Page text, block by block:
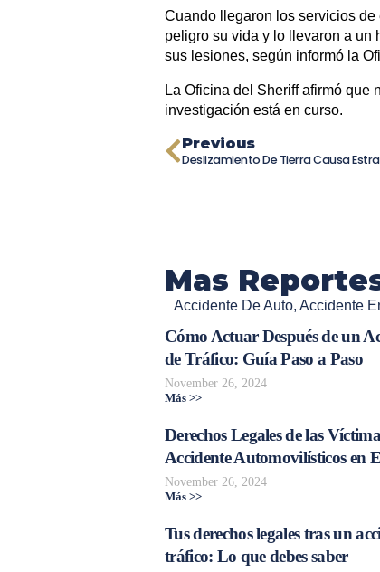
Cuando llegaron los servicios
peligro su vida y lo llevaron a un
sus lesiones, según informó la
La Oficina del Sheriff afirmó que
investigación está en curso.
Previous
Mas
Accidente De Auto, Accidente
Cómo Actuar Después de un
de Tráfico: Guía Paso a Paso
November 26, 2024
Más >>
Derechos Legales de las
Accidente Automovilísticos en
November 26, 2024
Más >>
Tus derechos legales tras un
tráfico: Lo que debes saber